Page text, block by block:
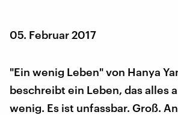
05. Februar 2017
"Ein wenig Leben" von Hanya
beschreibt ein Leben, das alles
wenig. Es ist unfassbar. Groß.